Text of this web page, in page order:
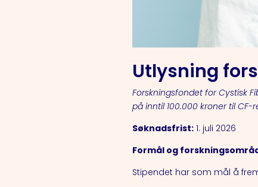
Utlysning
Forskningsfondet for Cystisk
på inntil 100.000 kroner til CF-
Søknadsfrist: 1. juli 2026
Formål og
Stipendet har som mål å